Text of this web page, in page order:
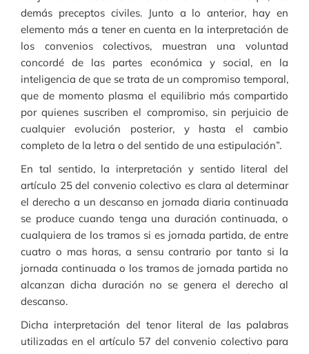
demás preceptos civiles. Junto a lo anterior, hay en
elemento más a tener en cuenta en la interpretación de
los convenios colectivos, muestran una voluntad
concordé de las partes económica y social, en la
inteligencia de que se trata de un compromiso temporal,
que de momento plasma el equilibrio más compartido
por quienes suscriben el compromiso, sin perjuicio de
cualquier evolución posterior, y hasta el cambio
completo de la letra o del sentido de una estipulación”.
En tal sentido, la interpretación y sentido literal del
artículo 25 del convenio colectivo es clara al determinar
el derecho a un descanso en jornada diaria continuada
se produce cuando tenga una duración continuada, o
cualquiera de los tramos si es jornada partida, de entre
cuatro o mas horas, a sensu contrario por tanto si la
jornada continuada o los tramos de jornada partida no
alcanzan dicha duración no se genera el derecho al
descanso.
Dicha interpretación del tenor literal de las palabras
utilizadas en el artículo 57 del convenio colectivo para